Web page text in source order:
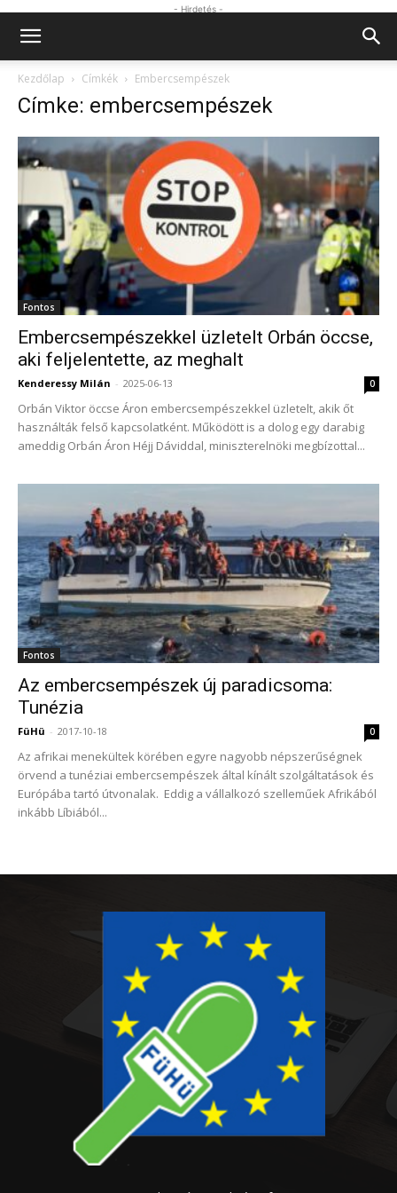
- Hirdetés -
Kezdőlap Címkék Embercsempészek
Címke: embercsempészek
Fontos
Embercsempészekkel üzletelt Orbán öccse,
aki feljelentette, az meghalt
Kenderessy Milán - 2025-06-13 0
Orbán Viktor öccse Áron embercsempészekkel üzletelt, akik őt
használták felső kapcsolatként. Működött is a dolog egy darabig
ameddig Orbán Áron Héjj Dáviddal, miniszterelnöki megbízottal...
Fontos
Az embercsempészek új paradicsoma:
Tunézia
FüHü - 2017-10-18 0
Az afrikai menekültek körében egyre nagyobb népszerűségnek
örvend a tunéziai embercsempészek által kínált szolgáltatások és
Európába tartó útvonalak. Eddig a vállalkozó szelleműek Afrikából
inkább Líbiából...